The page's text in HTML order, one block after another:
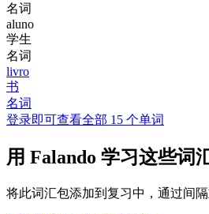
名词
aluno
学生
名词
livro
书
名词
登录即可查看全部 15 个单词
用 Falando 学习这些词
将此词汇包添加到复习中，通过间